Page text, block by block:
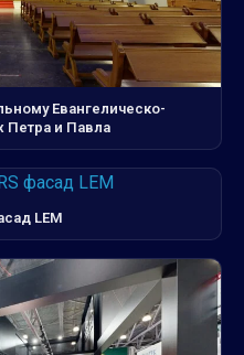
Евангелическо-
Петра и Павла
LEM